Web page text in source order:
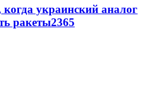
украинский аналог
ракеты2365